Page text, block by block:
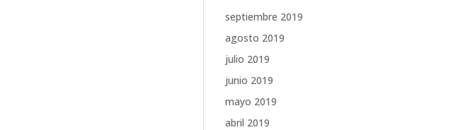
septiembre 2019
agosto 2019
julio 2019
junio 2019
mayo 2019
abril 2019